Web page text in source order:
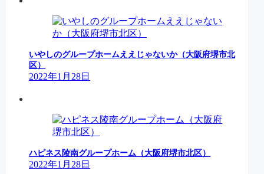
いやしのグループホームええじゃないか（大阪府堺市北
区）
2022年1月28日
ハピネス陵南グループホーム（大阪府堺市北区）
2022年1月28日